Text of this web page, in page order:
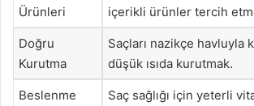
Ürünleri
içerikli ürünler tercih
Doğru
Kurutma
Saçları nazikçe havluyla
düşük ısıda kurutmak.
Beslenme
Saç sağlığı için yeterli